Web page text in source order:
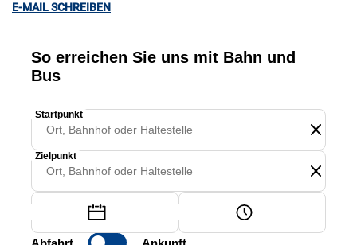
E-MAIL SCHREIBEN